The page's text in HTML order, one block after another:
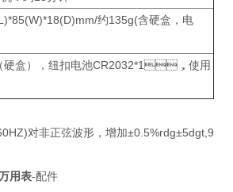
约135g(含硬盒，电
硬盒），纽扣电池CR2032*1，使用
对非正弦波形，增加±0.5%rdg±5dgt,9
用表-配件